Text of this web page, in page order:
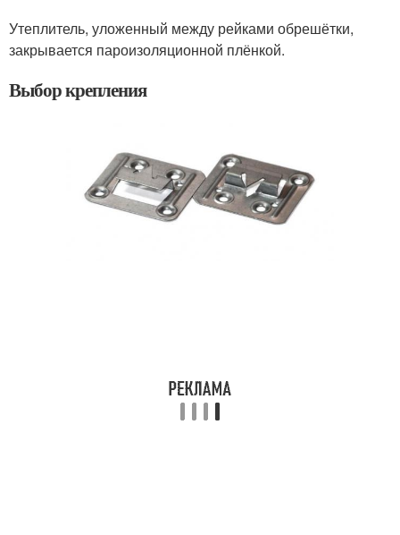
Утеплитель, уложенный между рейками обрешётки,
закрывается пароизоляционной плёнкой.
Выбор крепления